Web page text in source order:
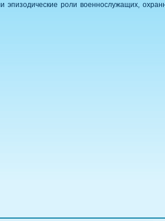
роли военнослужащих,